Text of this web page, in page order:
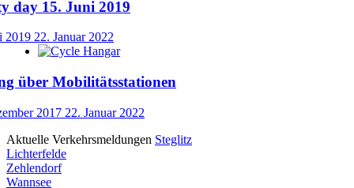
day 15. Juni 2019
2019 22. Januar 2022
über Mobilitätsstationen
2017 22. Januar 2022
Aktuelle Verkehrsmeldungen Steglitz
Lichterfelde
Zehlendorf
Wannsee